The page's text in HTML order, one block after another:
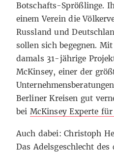
Botschafts-Sprößlinge.
einem Verein die
Russland und
sollen sich begegnen.
damals 31-jährige
McKinsey, einer der
Berliner Kreisen gut
bei McKinsey Experte
Auch dabei: Christoph
Das Adelsgeschlecht